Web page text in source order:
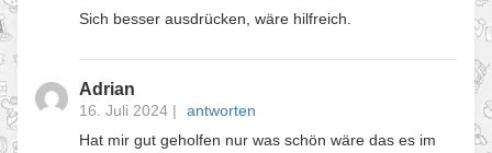
Sich besser ausdrücken, wäre hilfreich.
Adrian
16. Juli 2024 |
antworten
Hat mir gut geholfen nur was schön wäre das es im